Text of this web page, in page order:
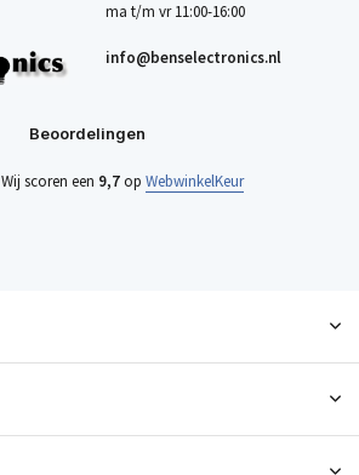
ma t/m vr 11:00-16:00
info@benselectronics.nl
Beoordelingen
Wij scoren een 9,7op WebwinkelKeur